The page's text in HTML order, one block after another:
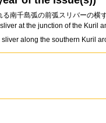
南千島弧の前弧スリバーの横
at the junction of the Kuril
along the southern Kuril